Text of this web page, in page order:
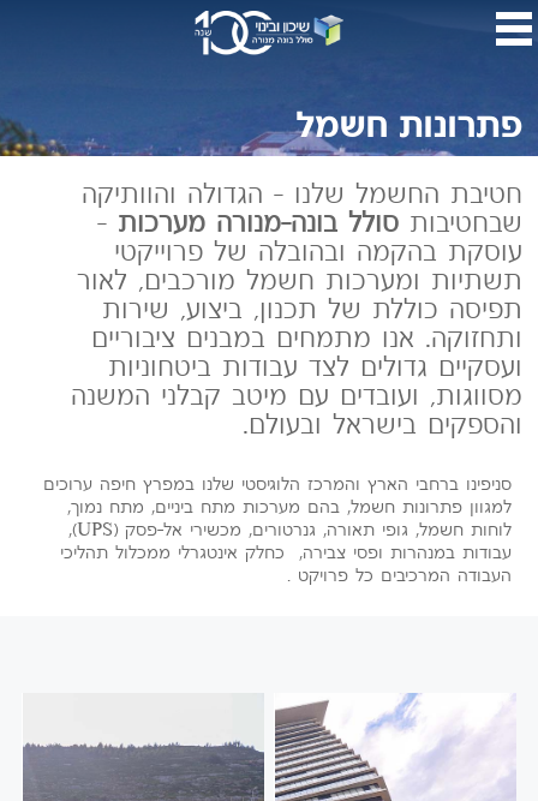
פתרונות חשמל
חטיבת החשמל שלנו – הגדולה והוותיקה
שבחטיבותסולל בונה-מנורה מערכות –
עוסקת בהקמה ובהובלה של פרוייקטי
תשתיות ומערכות חשמל מורכבים, לאור
תפיסה כוללת של תכנון, ביצוע, שירות
ותחזוקה. אנו מתמחים במבנים ציבוריים
ועסקיים גדולים לצד עבודות ביטחוניות
מסווגות, ועובדים עם מיטב קבלני המשנה
והספקים בישראל ובעולם.
סניפינו ברחבי הארץ והמרכז הלוגיסטי שלנו במפרץ חיפה ערוכים
למגוון פתרונות חשמל, בהם מערכות מתח ביניים, מתח נמוך,
לוחות חשמל, גופי תאורה, גנרטורים, מכשירי אל-פסק (UPS),
עבודות במנהרות ופסי צבירה, כחלק אינטגרלי ממכלול תהליכי
העבודה המרכיבים כל פרויקט .